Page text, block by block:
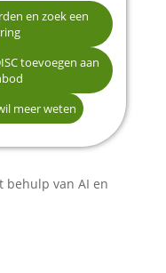
en zoek een
toevoegen aan
meer weten
behalen
en mijn netwerk
mij kan bieden
behulp van AI en